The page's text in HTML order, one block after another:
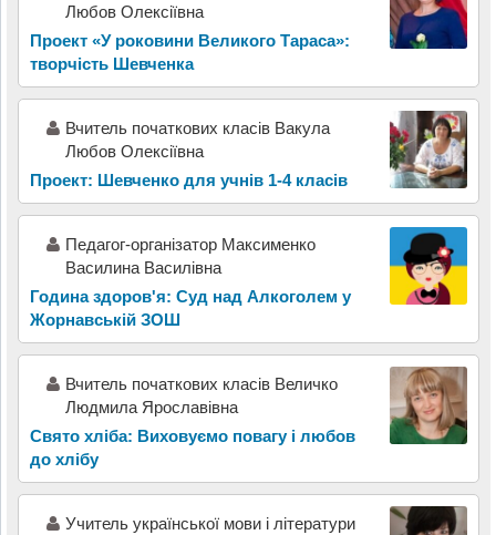
Любов Олексіївна
Проект «У роковини Великого Тараса»:
творчість Шевченка
Вчитель початкових класів Вакула
Любов Олексіївна
Проект: Шевченко для учнів 1-4 класів
Педагог-організатор Максименко
Василина Василівна
Година здоров'я: Суд над Алкоголем у
Жорнавській ЗОШ
Вчитель початкових класів Величко
Людмила Ярославівна
Свято хліба: Виховуємо повагу і любов
до хлібу
Учитель української мови і літератури